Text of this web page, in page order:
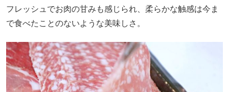
フレッシュでお肉の甘みも感じられ、柔らかな触感は今ま
で食べたことのないような美味しさ。